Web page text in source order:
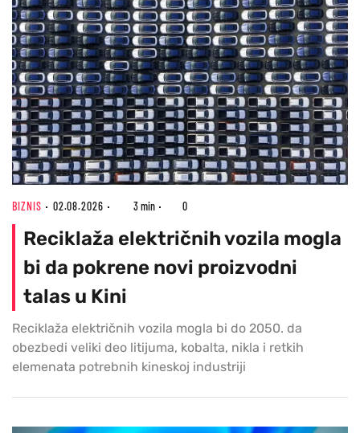
BIZNIS 02.08.2026 3 min 0
Reciklaža električnih vozila mogla
bi da pokrene novi proizvodni
talas u Kini
Reciklaža električnih vozila mogla bi do 2050. da
obezbedi veliki deo litijuma, kobalta, nikla i retkih
elemenata potrebnih kineskoj industriji